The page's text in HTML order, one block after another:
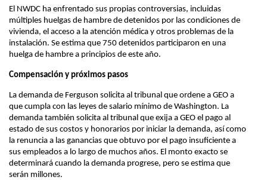
El NWDC ha enfrentado sus propias controversias, incluidas
múltiples huelgas de hambre de detenidos por las condiciones de
vivienda, el acceso a la atención médica y otros problemas de la
instalación. Se estima que 750 detenidos participaron en una
huelga de hambre a principios de este año.
Compensación y próximos pasos
La demanda de Ferguson solicita al tribunal que ordene a GEO a
que cumpla con las leyes de salario mínimo de Washington. La
demanda también solicita al tribunal que exija a GEO el pago al
estado de sus costos y honorarios por iniciar la demanda, así como
la renuncia a las ganancias que obtuvo por el pago insuficiente a
sus empleados a lo largo de muchos años. El monto exacto se
determinará cuando la demanda progrese, pero se estima que
serán millones.